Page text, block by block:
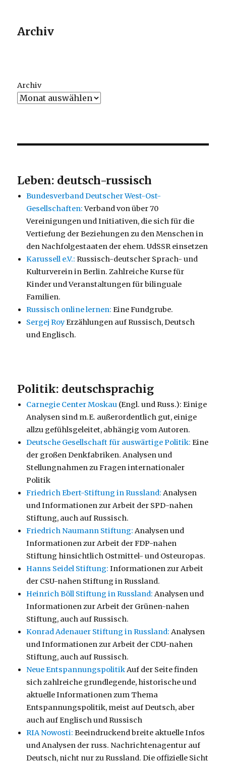
Archiv
Archiv
Leben: deutsch-russisch
Bundesverband Deutscher West-Ost-
Gesellschaften:Verband von über 70
Vereinigungen und Initiativen, die sich für die
Vertiefung der Beziehungen zu den Menschen in
den Nachfolgestaaten der ehem. UdSSR einsetzen
Karussell e.V.: Russisch-deutscher Sprach- und
Kulturverein in Berlin. Zahlreiche Kurse für
Kinder und Veranstaltungen für bilinguale
Familien.
Russisch online lernen: Eine Fundgrube.
Sergej RoyErzählungen auf Russisch, Deutsch
und Englisch.
Politik: deutschsprachig
Carnegie Center Moskau (Engl. und Russ.): Einige
Analysen sind m.E. außerordentlich gut, einige
allzu gefühlsgeleitet, abhängig vom Autoren.
Deutsche Gesellschaft für auswärtige Politik: Eine
der großen Denkfabriken. Analysen und
Stellungnahmen zu Fragen internationaler
Politik
Friedrich Ebert-Stiftung in Russland: Analysen
und Informationen zur Arbeit der SPD-nahen
Stiftung, auch auf Russisch.
Friedrich Naumann Stiftung: Analysen und
Informationen zur Arbeit der FDP-nahen
Stiftung hinsichtlich Ostmittel- und Osteuropas.
Hanns Seidel Stiftung: Informationen zur Arbeit
der CSU-nahen Stiftung in Russland.
Heinrich Böll Stiftung in Russland: Analysen und
Informationen zur Arbeit der Grünen-nahen
Stiftung, auch auf Russisch.
Konrad Adenauer Stiftung in Russland: Analysen
und Informationen zur Arbeit der CDU-nahen
Stiftung, auch auf Russisch.
Neue Entspannungspolitik Auf der Seite finden
sich zahlreiche grundlegende, historische und
aktuelle Informationen zum Thema
Entspannungspolitik, meist auf Deutsch, aber
auch auf Englisch und Russisch
RIA Nowosti: Beeindruckend breite aktuelle Infos
und Analysen der russ. Nachrichtenagentur auf
Deutsch, nicht nur zu Russland. Die offizielle Sicht